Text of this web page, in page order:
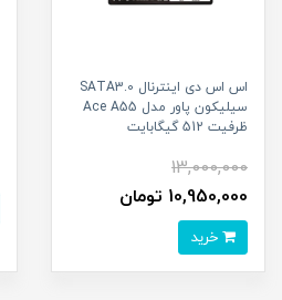
اس اس دی اینترنال SATA3.0
سیلیکون پاور مدل Ace A55
ظرفیت 512 گیگابایت
13,000,000
10,950,000 تومان